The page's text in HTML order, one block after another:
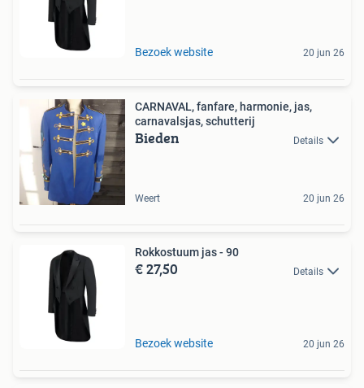
Bezoek website 20 jun 26
CARNAVAL, fanfare, harmonie, jas,
carnavalsjas, schutterij
Bieden Details
Weert 20 jun 26
Rokkostuum jas - 90
€ 27,50 Details
Bezoek website 20 jun 26